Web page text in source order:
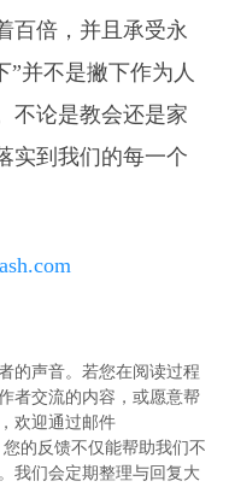
百倍，并且承受永
”并不是撇下作为人
不论是教会还是家
实到我们的每一个
的声音。若您在阅读过程
者交流的内容，或愿意帮
欢迎通过邮件
您的反馈不仅能帮助我们不
我们会定期整理与回复大